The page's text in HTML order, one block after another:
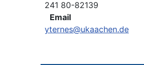
241 80-82139
Email
yternes@ukaachen.de